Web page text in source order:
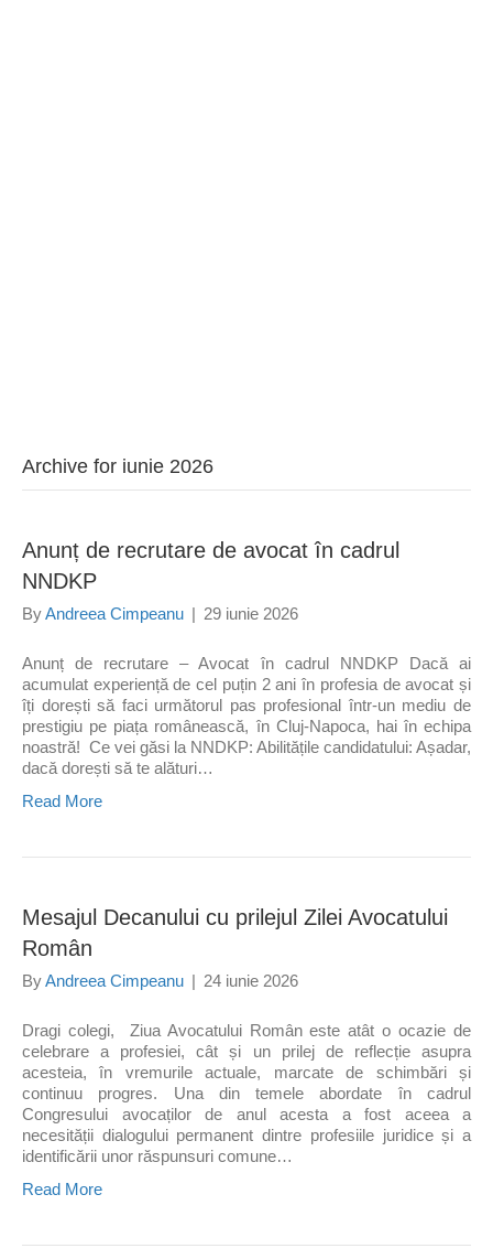
Archive for iunie 2026
Anunț de recrutare de avocat în cadrul
NNDKP
ByAndreea Cimpeanu | 29 iunie 2026
Anunț de recrutare – Avocat în cadrul NNDKP Dacă ai
acumulat experiență de cel puțin 2 ani în profesia de avocat și
îți dorești să faci următorul pas profesional într-un mediu de
prestigiu pe piața românească, în Cluj-Napoca, hai în echipa
noastră! Ce vei găsi la NNDKP: Abilitățile candidatului: Așadar,
dacă dorești să te alături…
Read More
Mesajul Decanului cu prilejul Zilei Avocatului
Român
ByAndreea Cimpeanu | 24 iunie 2026
Dragi colegi, Ziua Avocatului Român este atât o ocazie de
celebrare a profesiei, cât și un prilej de reflecție asupra
acesteia, în vremurile actuale, marcate de schimbări și
continuu progres. Una din temele abordate în cadrul
Congresului avocaților de anul acesta a fost aceea a
necesității dialogului permanent dintre profesiile juridice și a
identificării unor răspunsuri comune…
Read More